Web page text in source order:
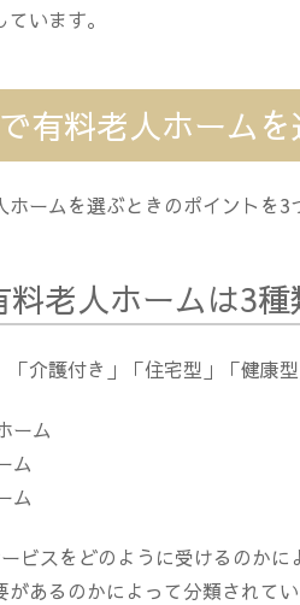
います。
有料老人ホーム
ームを選ぶときのポイントを3
料老人ホームは3
介護付き」「住宅型」「健康型
ーム
ム
ム
ビスをどのように受けるのか
あるのかによって分類されてい